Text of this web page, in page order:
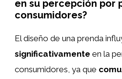
en su percepción por
consumidores?
El diseño de una prenda
significativamente en la
consumidores, ya que